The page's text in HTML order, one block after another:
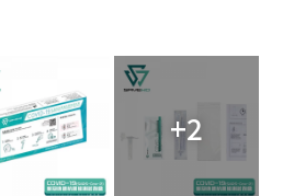
+2